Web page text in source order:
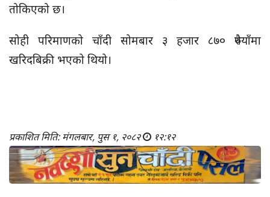
तोकिएको छ।
सोही परिमाणको चाँदी सोमबार ३ हजार ८७० रुपैयाँमा
खरिदबिक्री भएको थियो।
प्रकाशित मिति: मंगलबार, पुस १, २०८२ १२:१२